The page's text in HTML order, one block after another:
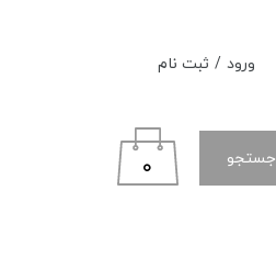
ورود / ثبت نام
تغییر گذر واژه
سفارشات
جستجو ۰